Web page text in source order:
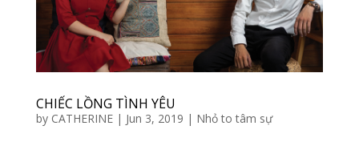
CHIẾC LỒNG TÌNH YÊU
by CATHERINE| Jun 3, 2019 | Nhỏ to tâm sự